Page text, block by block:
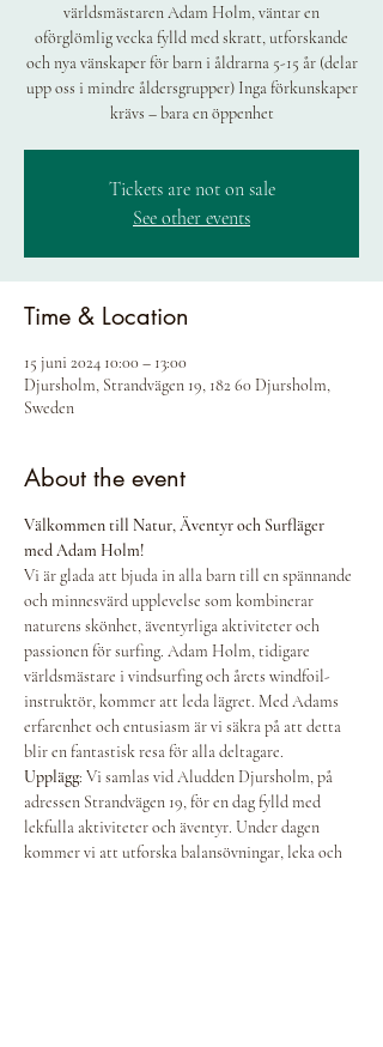
världsmästaren Adam Holm, väntar en
oförglömlig vecka fylld med skratt, utforskande
och nya vänskaper för barn i åldrarna 5-15 år (delar
upp oss i mindre åldersgrupper) Inga förkunskaper
krävs – bara en öppenhet
Tickets are not on sale
See other events
Time & Location
15 juni 2024 10:00 – 13:00
Djursholm, Strandvägen 19, 182 60 Djursholm,
Sweden
About the event
Välkommen till Natur, Äventyr och Surfläger
med Adam Holm!
Vi är glada att bjuda in alla barn till en spännande
och minnesvärd upplevelse som kombinerar
naturens skönhet, äventyrliga aktiviteter och
passionen för surfing. Adam Holm, tidigare
världsmästare i vindsurfing och årets windfoil-
instruktör, kommer att leda lägret. Med Adams
erfarenhet och entusiasm är vi säkra på att detta
blir en fantastisk resa för alla deltagare.
Upplägg: Vi samlas vid Aludden Djursholm, på
adressen Strandvägen 19, för en dag fylld med
lekfulla aktiviteter och äventyr. Under dagen
kommer vi att utforska balansövningar, leka och